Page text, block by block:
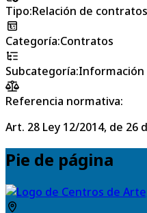
Tipo:Relación de
Categoría:Contratos
Subcategoría:
Referencia normativa:
Art. 28 Ley 12/2014, de
Pie de página